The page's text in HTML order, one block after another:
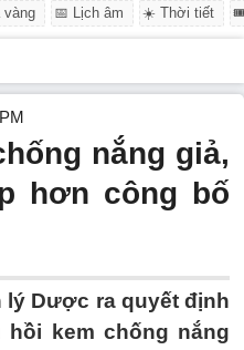
vàng 📅 Lịch âm ☀️ Thời tiết
nắng giả,
hơn công bố
lý Dược ra quyết định
kem chống nắng